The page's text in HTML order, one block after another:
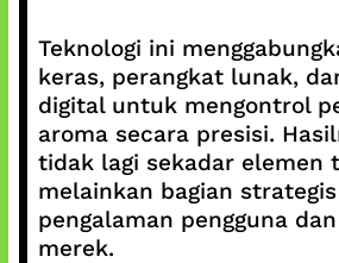
Teknologi ini
keras, perangkat lunak,
digital untuk mengontrol
aroma secara presisi.
tidak lagi sekadar elemen
melainkan bagian
pengalaman pengguna
merek.